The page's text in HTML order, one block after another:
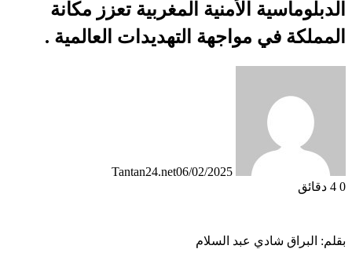
الدبلوماسية الأمنية المغربية تعزز مكانة
المملكة في مواجهة التهديدات العالمية .
Tantan24.net06/02/2025
0
بقلم: البراق شادي عبد السلام